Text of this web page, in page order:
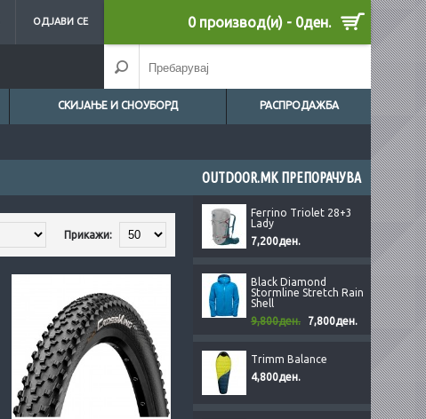
ОДЈАВИ СЕ 0 производ(и) - 0ден.
СКИЈАЊЕ И СНОУБОРД РАСПРОДАЖБА
OUTDOOR.MK ПРЕПОРАЧУВА
Ferrino Triolet 28+3
Lady
7,200ден.
Black Diamond
Stormline Stretch Rain
Shell
9,800ден.
7,800ден.
Trimm Balance
4,800ден.
Прикажи: